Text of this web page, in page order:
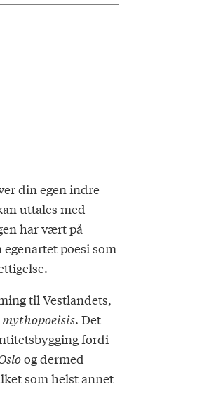
din egen indre
uttales med
har vært på
poesi som
til Vestlandets,
mythopoeisis. Det
fordi
og dermed
som helst annet